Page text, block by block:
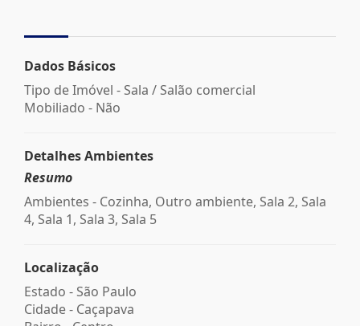
Dados Básicos
Tipo de Imóvel - Sala / Salão comercial
Mobiliado - Não
Detalhes Ambientes
Resumo
Ambientes - Cozinha, Outro ambiente, Sala 2, Sala
4, Sala 1, Sala 3, Sala 5
Localização
Estado - São Paulo
Cidade - Caçapava